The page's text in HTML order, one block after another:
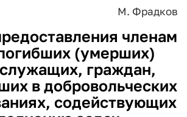
М. Фрадков
членам
(умерших)
граждан,
в добровольческих
содействующих